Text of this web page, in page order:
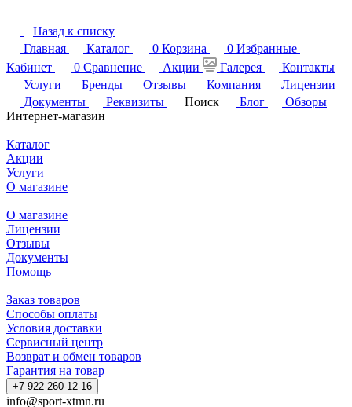
Назад к списку
Главная
Каталог 0 Корзина 0 Избранные
Кабинет
0 Сравнение Акции Галерея
Контакты
Услуги
Бренды Отзывы Компания
Лицензии
Документы
Реквизиты Поиск Блог
Обзоры
Интернет-магазин
Каталог
Акции
Услуги
О магазине
О магазине
Лицензии
Отзывы
Документы
Помощь
Заказ товаров
Способы оплаты
Условия доставки
Сервисный центр
Возврат и обмен товаров
Гарантия на товар
+7 922-260-12-16
info@sport-xtmn.ru